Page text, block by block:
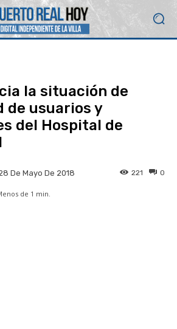
la situación de
de usuarios y
del Hospital de
De Mayo De 2018 0
221
de 1 min.